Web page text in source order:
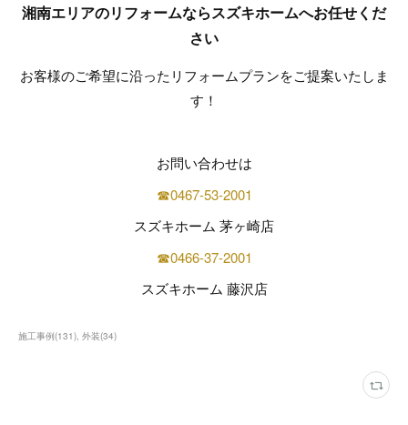
湘南エリアのリフォームならスズキホームへお任せくだ
さい
お客様のご希望に沿ったリフォームプランをご提案いたしま
す！
お問い合わせは
☎0467-53-2001
スズキホーム 茅ヶ崎店
☎0466-37-2001
スズキホーム 藤沢店
施工事例(131) 外装(34)